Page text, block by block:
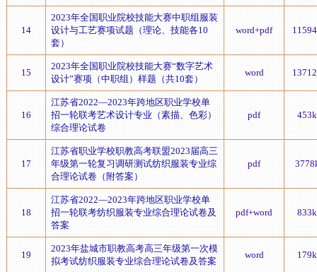
14
2023年全国职业院校技能大赛中职组服装
设计与工艺赛项试题（理论、技能各10
套）
word+pdf
15
2023年全国职业院校技能大赛“数字艺术
设计”赛项（中职组）样题（共10套）
word
16
江苏省2022—2023年跨地区职业学校单
招一轮联考艺术设计专业（素描、色彩）
综合理论试卷
pdf 453k
17
江苏省职业学校职教高考联盟2023届高三
年级第一轮复习调研测试纺织服装专业综
合理论试卷（附答案）
pdf
18
江苏省2022—2023年跨地区职业学校单
招一轮联考纺织服装专业综合理论试卷及
答案
pdf+word 833k
19
2023年盐城市职教高考高三年级第一次模
拟考试纺织服装专业综合理论试卷及答案
word 179k